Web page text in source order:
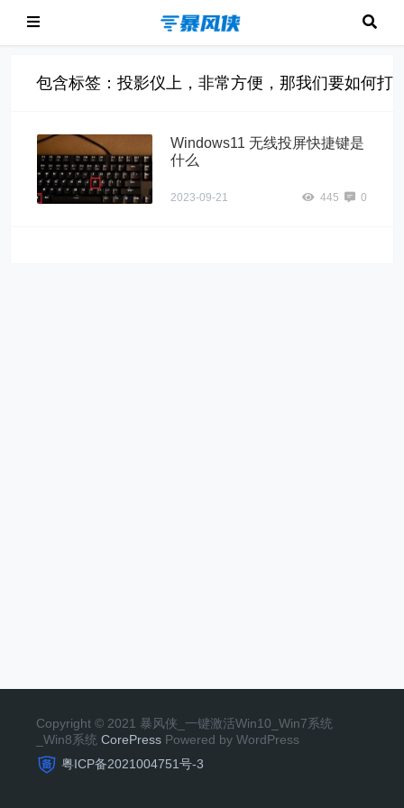
包含标签：投影仪上，非常方便，那我们要如何
Windows11 无线投屏快捷键是
什么
2023-09-21 445 0
Copyright © 2021 暴风侠_一键激活Win10_Win7系统
_Win8系统 CorePress Powered by WordPress
粤ICP备2021004751号-3